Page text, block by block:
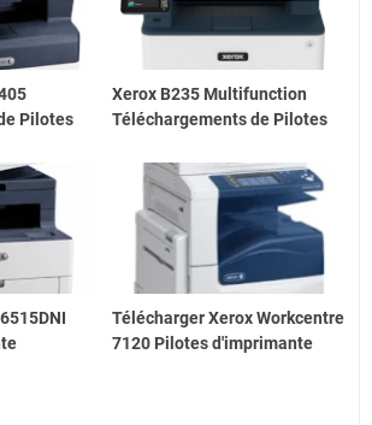
Pilotes
Xerox B235 Multifunction
Téléchargements de Pilotes
Télécharger Xerox Workcentre
7120 Pilotes d'imprimante